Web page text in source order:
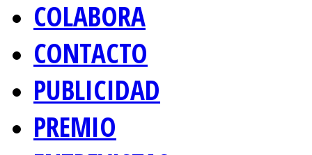
COLABORA
CONTACTO
PUBLICIDAD
PREMIO